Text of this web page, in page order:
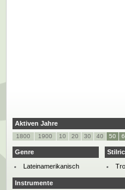
Aktiven Jahre
1800 1900 10 20 30 40 50
Genre
Lateinamerikanisch
Instrumente